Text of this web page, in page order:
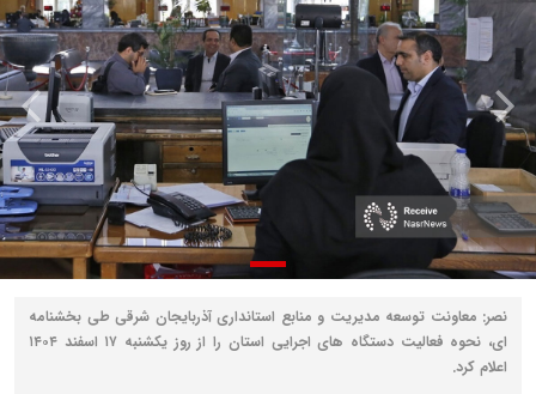
نصر: معاونت توسعه مدیریت و منابع استانداری آذربایجان شرقی طی بخشنامه‌
ای، نحوه فعالیت دستگاه‌ های اجرایی استان را از روز یکشنبه ۱۷ اسفند ۱۴۰۴
اعلام کرد.